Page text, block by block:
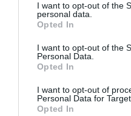
not limited to your visit or
grant or deny consent to
use your data for below
consent section.
I want to opt-out of the
personal data.
Opted In
I want to opt-out of the
Personal Data.
Opted In
I want to opt-out of
Personal Data for
Opted In